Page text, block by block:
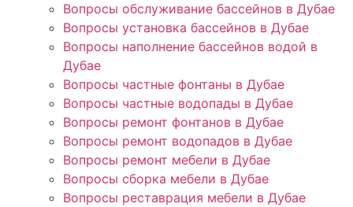
Вопросы обслуживание бассейнов в Дубае
Вопросы установка бассейнов в Дубае
Вопросы наполнение бассейнов водой в
Дубае
Вопросы частные фонтаны в Дубае
Вопросы частные водопады в Дубае
Вопросы ремонт фонтанов в Дубае
Вопросы ремонт водопадов в Дубае
Вопросы ремонт мебели в Дубае
Вопросы сборка мебели в Дубае
Вопросы реставрация мебели в Дубае